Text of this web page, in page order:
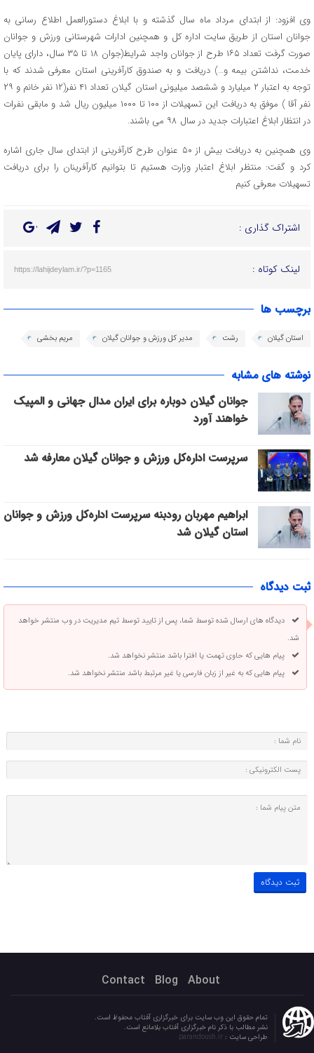
وی افزود: از ابتدای مرداد ماه سال گذشته و با ابلاغ دستورالعمل اطلاع رسانی به
جوانان استان از طریق سایت اداره کل و همچنین ادارات شهرستانی ورزش و جوانان
صورت گرفت تعداد ۱۶۵ طرح از جوانان واجد شرایط(جوان ۱۸ تا ۳۵ سال، دارای پایان
خدمت، نداشتن بیمه و…) دریافت و به صندوق کارآفرینی استان معرفی شدند که با
توجه به اعتبار ۲ میلیارد و ششصد میلیونی استان گیلان تعداد ۴۱ نفر(۱۲ نفر خانم و ۲۹
نفر آقا ) موفق به دریافت این تسهیلات از ۱۰۰ تا ۱۰۰۰ میلیون ریال شد و مابقی نفرات
در انتظار ابلاغ اعتبارات جدید در سال ۹۸ می باشند.
وی همچنین به دریافت بیش از ۵۰ عنوان طرح کارآفرینی از ابتدای سال جاری اشاره
کرد و گفت: منتظر ابلاغ اعتبار وزارت هستیم تا بتوانیم کارآفرینان را برای دریافت
تسهیلات معرفی کنیم
اشتراک گذاری :
لینک کوتاه : https://lahijdeylam.ir/?p=1165
برچسب ها
استان گیلان رشت مدیر کل ورزش و جوانان گیلان مریم بخشی
نوشته های مشابه
جوانان گیلان دوباره برای ایران مدال جهانی و المپیک
خواهند آورد
سرپرست اداره‌کل ورزش و جوانان گیلان معارفه شد
ابراهیم مهربان رودبنه سرپرست اداره‌کل ورزش و جوانان
استان گیلان شد
ثبت دیدگاه
دیدگاه های ارسال شده توسط شما، پس از تایید توسط تیم مدیریت در وب منتشر خواهد
شد.
پیام هایی که حاوی تهمت یا افترا باشد منتشر نخواهد شد.
پیام هایی که به غیر از زبان فارسی یا غیر مرتبط باشد منتشر نخواهد شد.
About
Blog
Contact
تمام حقوق این وب سایت برای خبرگزاری آفتاب محفوظ است.
نشر مطالب با ذکر نام خبرگزاری آفتاب بلامانع است.
طراحی سایت :